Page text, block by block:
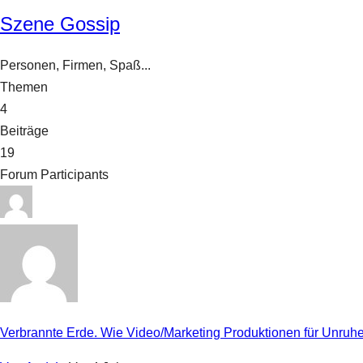
Szene Gossip
Personen, Firmen, Spaß...
Themen
4
Beiträge
19
Forum Participants
Verbrannte Erde. Wie Video/Marketing Produktionen für